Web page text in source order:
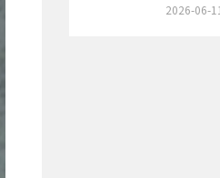
2026-06-11